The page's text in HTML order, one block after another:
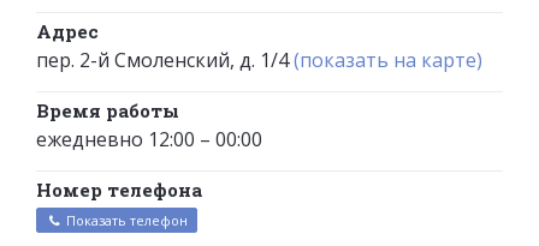
Адрес
пер. 2-й Смоленский, д. 1/4(показать на карте)
Время работы
ежедневно 12:00 – 00:00
Номер телефона
Показать телефон